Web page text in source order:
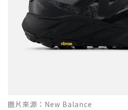
圖片來源：New Balance